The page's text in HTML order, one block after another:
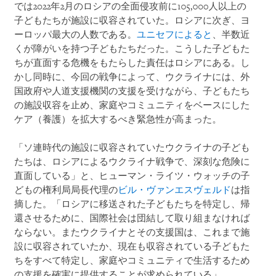
では2022年2月のロシアの全面侵攻前に105,000人以上の
子どもたちが施設に収容されていた。ロシアに次ぎ、ヨ
ーロッパ最大の人数である。 ユニセフによると 、半数近
くが障がいを持つ子どもたちだった。こうした子どもた
ちが直面する危機をもたらした責任はロシアにある。し
かし同時に、今回の戦争によって、ウクライナには、外
国政府や人道支援機関の支援を受けながら、子どもたち
の施設収容を止め、家庭やコミュニティをベースにした
ケア（養護）を拡大するべき緊急性が高まった。
「ソ連時代の施設に収容されていたウクライナの子ども
たちは、ロシアによるウクライナ戦争で、深刻な危険に
直面している」と、ヒューマン・ライツ・ウォッチの子
どもの権利局局長代理のビル・ヴァンエスヴェルドは指
摘した。「ロシアに移送された子どもたちを特定し、帰
還させるために、国際社会は団結して取り組まなければ
ならない。またウクライナとその支援国は、これまで施
設に収容されていたか、現在も収容されている子どもた
ちをすべて特定し、家庭やコミュニティで生活するため